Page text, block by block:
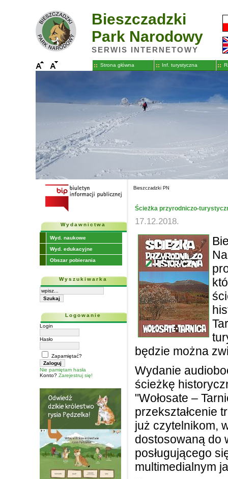
Bieszczadzki
Park Narodowy
SERWIS INTERNETOWY
Inf. turystyczna
Strona główna
Wydawnictwa
Wyd. naukowe
Wyd. edukacyjne
Obszar pobierania
Wyszukiwarka
Logowanie
Login
Hasło
Zapamiętać?
Nie pamiętam hasła
Konto? Zarejestruj się!
Bieszczadzki PN
Ścieżka przyrodniczo-
17.12.2018.
będzie można
Wydanie
ścieżkę
"Wołosate –
przekształcenie
już czytelnikom,
dostosowaną do
posługującego
multimedialnym